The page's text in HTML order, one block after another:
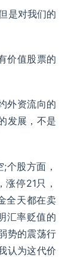
是对我们的
价值股票的
外资流向的
发展，不是
个股方面，
停21只，
全天都在卖
汇率贬值的
势的震荡行
认为这代价